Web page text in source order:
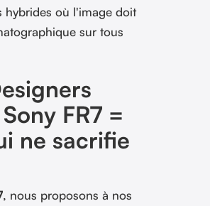
hybrides où l'image doit
sur tous
FR7 =
ne sacrifie
, nous proposons à nos